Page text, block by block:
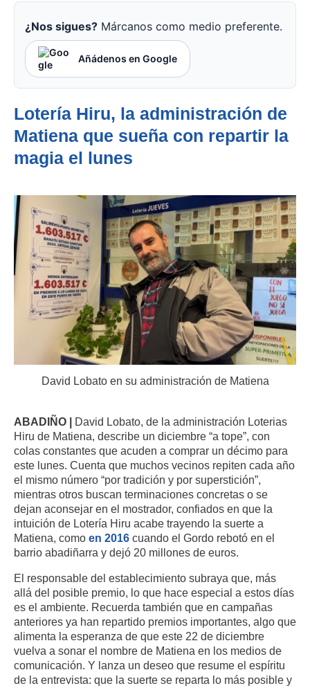
¿Nos sigues? Márcanos como medio preferente.
Añádenos en Google
Lotería Hiru, la administración de
Matiena que sueña con repartir la
magia el lunes
David Lobato en su administración de Matiena
ABADIÑO | David Lobato, de la administración Loterias
Hiru de Matiena, describe un diciembre “a tope”, con
colas constantes que acuden a comprar un décimo para
este lunes. Cuenta que muchos vecinos repiten cada año
el mismo número “por tradición y por superstición”,
mientras otros buscan terminaciones concretas o se
dejan aconsejar en el mostrador, confiados en que la
intuición de Lotería Hiru acabe trayendo la suerte a
Matiena, como en 2016 cuando el Gordo rebotó en el
barrio abadiñarra y dejó 20 millones de euros.
El responsable del establecimiento subraya que, más
allá del posible premio, lo que hace especial a estos días
es el ambiente. Recuerda también que en campañas
anteriores ya han repartido premios importantes, algo que
alimenta la esperanza de que este 22 de diciembre
vuelva a sonar el nombre de Matiena en los medios de
comunicación. Y lanza un deseo que resume el espíritu
de la entrevista: que la suerte se reparta lo más posible y